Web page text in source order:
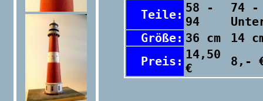
Teile: 58 -
94
74 -
Größe: 36 cm
14
Preis: 14,50
€
8,-